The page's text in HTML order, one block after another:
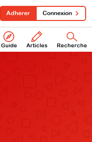
Guide Articles Recherche
Adhérer Connexion